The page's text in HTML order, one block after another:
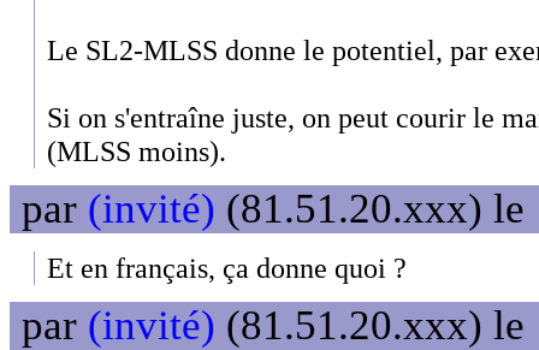
Le SL2-MLSS donne le potentiel, par
Si on s'entraîne juste, on peut courir le
(MLSS moins).
par (invité) (81.51.20.xxx) le
Et en français, ça donne quoi ?
par (invité) (81.51.20.xxx) le